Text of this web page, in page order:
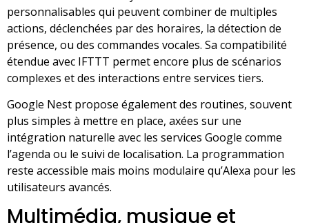
personnalisables qui peuvent combiner de multiples
actions, déclenchées par des horaires, la détection de
présence, ou des commandes vocales. Sa compatibilité
étendue avec IFTTT permet encore plus de scénarios
complexes et des interactions entre services tiers.
Google Nest propose également des routines, souvent
plus simples à mettre en place, axées sur une
intégration naturelle avec les services Google comme
l’agenda ou le suivi de localisation. La programmation
reste accessible mais moins modulaire qu’Alexa pour les
utilisateurs avancés.
Multimédia, musique et